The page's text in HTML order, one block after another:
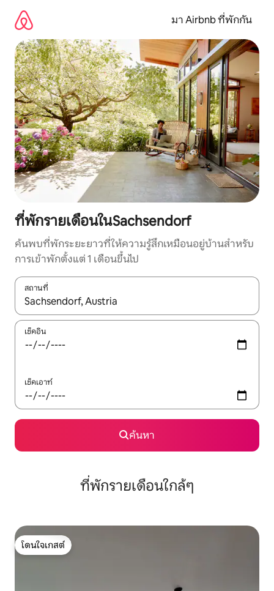
เนื้อหา
มา Airbnb ที่พักกัน
ที่พักรายเดือนในSachsendorf
ค้นพบที่พักระยะยาวที่ให้ความรู้สึกเหมือนอยู่บ้านสำหรับ
การเข้าพักตั้งแต่ 1 เดือนขึ้นไป
สถานที่
ใช้ลูกศรขึ้นลง หรือใช้การสัมผัสหรือปัด เพื่อสำรวจผลการค้นหา
เช็คอิน
เช็คเอาท์
ค้นหา
ที่พักรายเดือนใกล้ๆ
โดนใจเกสต์
โดนใจเกสต์